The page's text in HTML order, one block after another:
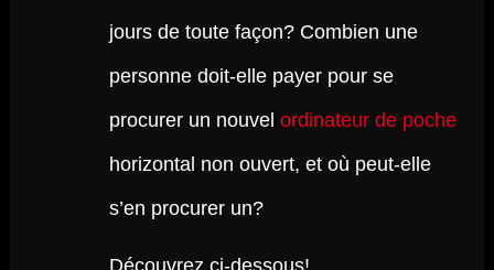
jours de toute façon? Combien une
personne doit-elle payer pour se
procurer un nouvel ordinateur de poche
horizontal non ouvert, et où peut-elle
s’en procurer un?
Découvrez ci-dessous!